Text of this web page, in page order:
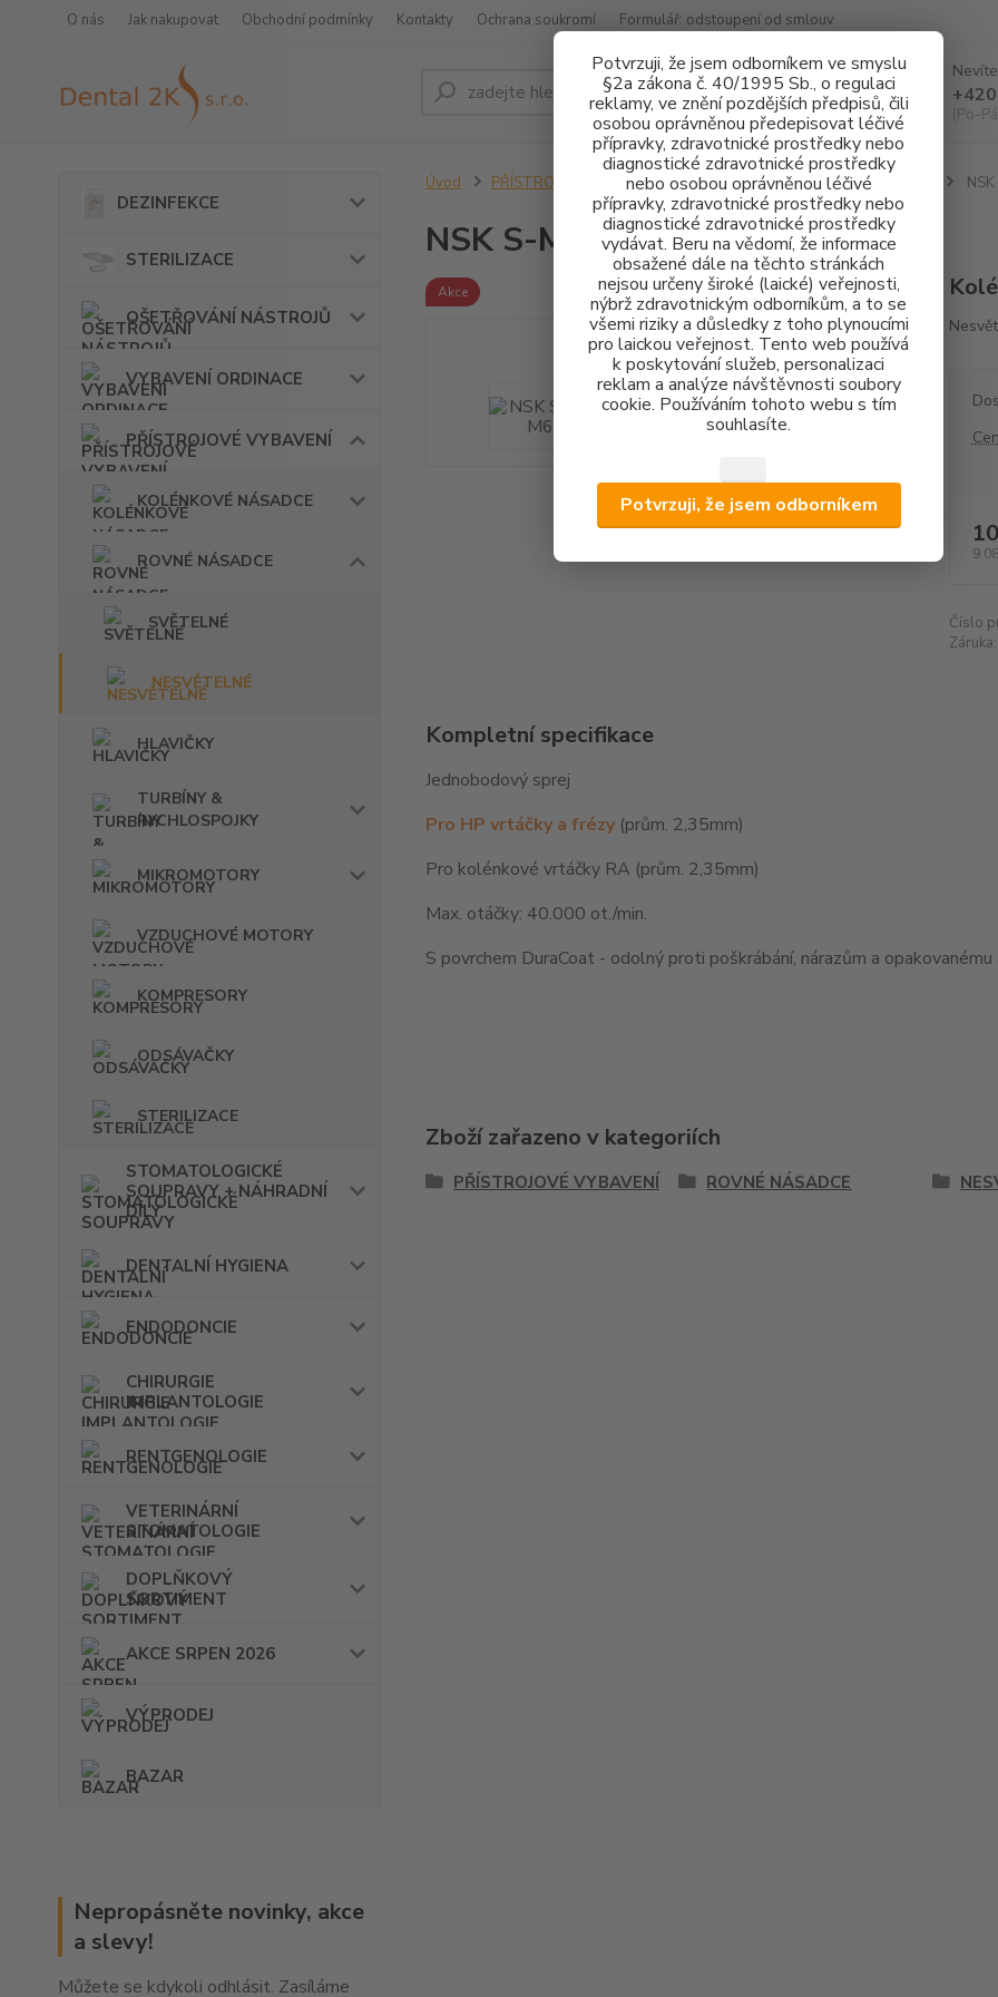
Potvrzuji, že jsem odborníkem ve smyslu
§2a zákona č. 40/1995 Sb., o regulaci
reklamy, ve znění pozdějších předpisů, čili
osobou oprávněnou předepisovat léčivé
přípravky, zdravotnické prostředky nebo
diagnostické zdravotnické prostředky
nebo osobou oprávněnou léčivé
přípravky, zdravotnické prostředky nebo
diagnostické zdravotnické prostředky
vydávat. Beru na vědomí, že informace
obsažené dále na těchto stránkách
nejsou určeny široké (laické) veřejnosti,
nýbrž zdravotnickým odborníkům, a to se
všemi riziky a důsledky z toho plynoucími
pro laickou veřejnost. Tento web používá
k poskytování služeb, personalizaci
reklam a analýze návštěvnosti soubory
cookie. Používáním tohoto webu s tím
souhlasíte.
Potvrzuji, že jsem odborníkem
O nás Jak nakupovat Obchodní podmínky Kontakty Ochrana soukromí Formulář: odstoupení od smlouv
Hledat
(Po-
DEZINFEKCE
STERILIZACE
OŠETŘOVÁNÍ NÁSTROJŮ
VYBAVENÍ ORDINACE
PŘÍSTROJOVÉ VYBAVENÍ
KOLÉNKOVÉ NÁSADCE
ROVNÉ NÁSADCE
SVĚTELNÉ
NESVĚTELNÉ
HLAVIČKY
TURBÍNY &
RYCHLOSPOJKY
MIKROMOTORY
VZDUCHOVÉ MOTORY
KOMPRESORY
ODSÁVAČKY
STERILIZACE
STOMATOLOGICKÉ
SOUPRAVY + NÁHRADNÍ
DÍLY
DENTALNÍ HYGIENA
ENDODONCIE
CHIRURGIE
IMPLANTOLOGIE
RENTGENOLOGIE
VETERINÁRNÍ
STOMATOLOGIE
DOPLŇKOVÝ
SORTIMENT
AKCE SRPEN 2026
VÝPRODEJ
BAZAR
Nepropásněte novinky, akce
a slevy!
Můžete se kdykoli odhlásit. Zasíláme
Úvod PŘÍSTROJOVÉ VYBAVENÍ ROVNÉ NÁSADCE NESVĚTELNÉ
NSK S-Max M65
Akce
9
Číslo
Záruka:
Kompletní specifikace
Jednobodový sprej
Pro HP vrtáčky a frézy(prům. 2,35mm)
Pro kolénkové vrtáčky RA (prům. 2,35mm)
Max. otáčky: 40.000 ot./min.
S povrchem DuraCoat - odolný proti poškrábání, nárazům a
Zboží zařazeno v kategoriích
PŘÍSTROJOVÉ VYBAVENÍ ROVNÉ NÁSADCE